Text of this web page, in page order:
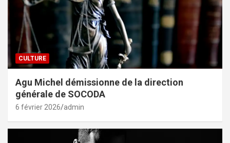
CULTURE
Agu Michel démissionne de la direction
générale de SOCODA
6 février 2026 admin